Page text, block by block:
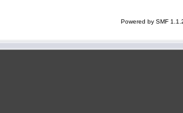
Powered by SMF